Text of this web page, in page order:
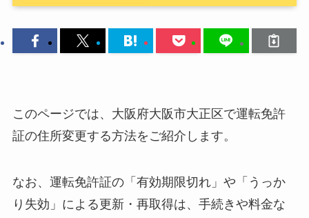
このページでは、大阪府大阪市大正区で運転免許
証の住所変更する方法をご紹介します。
なお、運転免許証の「有効期限切れ」や「うっか
り失効」による更新・再取得は、手続きや料金な